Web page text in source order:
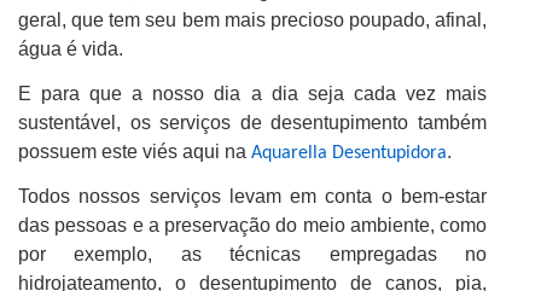
geral, que tem seu bem mais precioso poupado, afinal,
água é vida.
E para que a nosso dia a dia seja cada vez mais
sustentável, os serviços de desentupimento também
possuem este viés aqui na Aquarella Desentupidora.
Todos nossos serviços levam em conta o bem-estar
das pessoas e a preservação do meio ambiente, como
por exemplo, as técnicas empregadas no
hidrojateamento, o desentupimento de canos, pia,